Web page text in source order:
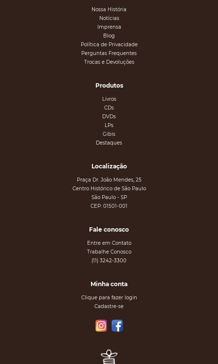
Nossa História
Notícias
Imprensa
Blog
Política de Privacidade
Perguntas Frequentes
Trocas e Devoluções
Produtos
Livros
CDs
DVDs
LPs
Gibis
Destaques
Localização
Praça Dr. João Mendes, 25
Centro Histórico de São Paulo
São Paulo - SP
CEP: 01501-001
Fale conosco
Entre em Contato
Trabalhe Conosco
(11) 3242-3300
Minha conta
Clique para fazer login
Cadastre-se